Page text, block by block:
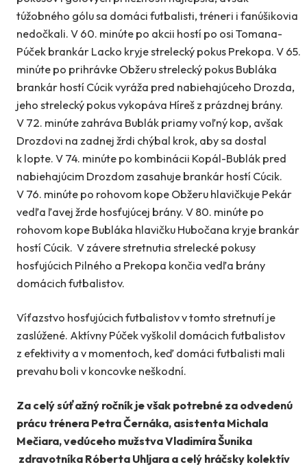
túžobného gólu sa domáci futbalisti, tréneri i fanúšikovia
nedočkali. V 60. minúte po akcii hostí po osi Tomana-
Púček brankár Lacko kryje strelecký pokus Prekopa. V 65.
minúte po prihrávke Obžeru strelecký pokus Bubláka
brankár hostí Cúcik vyráža pred nabiehajúceho Drozda,
jeho strelecký pokus vykopáva Híreš z prázdnej brány.
V 72. minúte zahráva Bublák priamy voľný kop, avšak
Drozdovi na zadnej žrdi chýbal krok, aby sa dostal
k lopte. V 74. minúte po kombinácii Kopál-Bublák pred
nabiehajúcim Drozdom zasahuje brankár hostí Cúcik.
V 76. minúte po rohovom kope Obžeru hlavičkuje Pekár
vedľa ľavej žrde hosťujúcej brány. V 80. minúte po
rohovom kope Bubláka hlavičku Hubočana kryje brankár
hostí Cúcik. V závere stretnutia strelecké pokusy
hosťujúcich Pilného a Prekopa končia vedľa brány
domácich futbalistov.
Víťazstvo hosťujúcich futbalistov v tomto stretnutí je
zaslúžené. Aktívny Púček vyškolil domácich futbalistov
z efektivity a v momentoch, keď domáci futbalisti mali
prevahu boli v koncovke neškodní.
Za celý súťažný ročník je však potrebné za odvedenú
prácu trénera Petra Černáka, asistenta Michala
Mečiara, vedúceho mužstva Vladimíra Šunika
zdravotníka Róberta Uhljara a celý hráčsky kolektív